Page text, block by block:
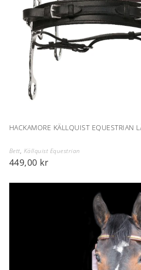
HACKAMORE KÄLLQUIST EQUESTRIAN
Bett, Källquist Equestrian
449,00 kr